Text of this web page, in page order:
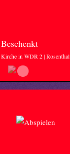
Beschenkt
Kirche in WDR 2 | Rosenthal